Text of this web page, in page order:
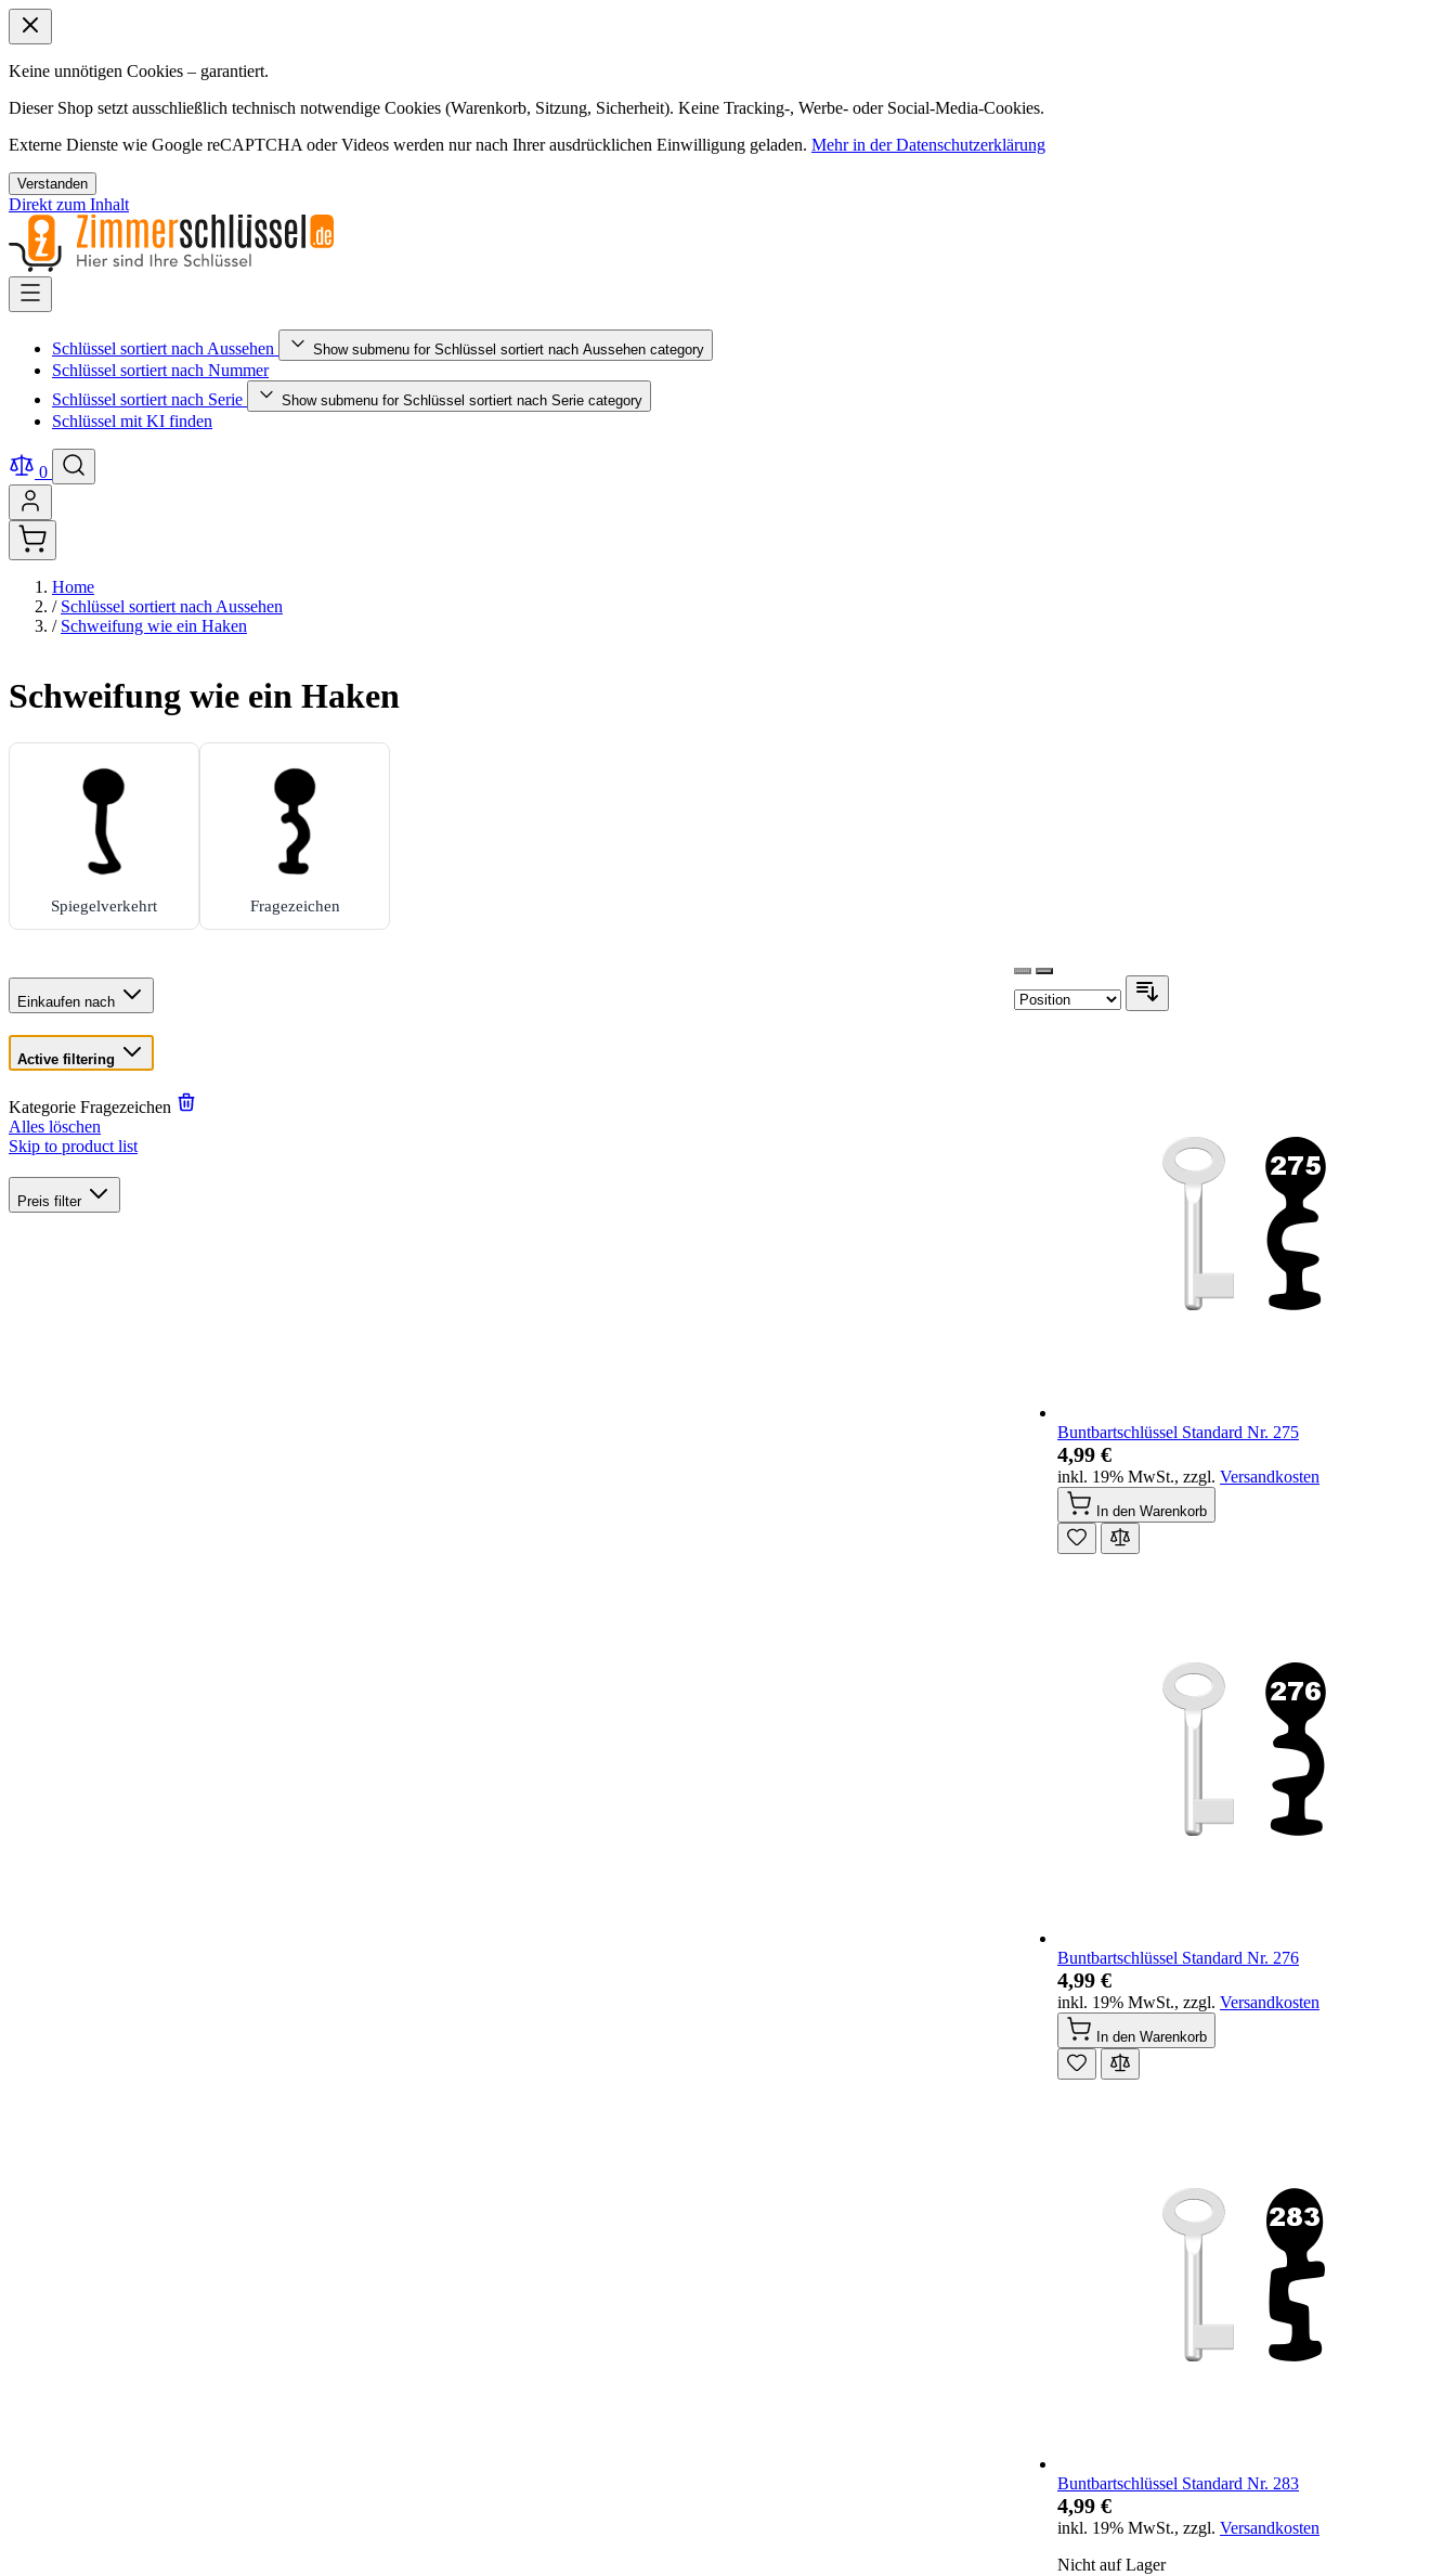
Keine unnötigen Cookies – garantiert.
Dieser Shop setzt ausschließlich technisch notwendige Cookies (Warenkorb, Sitzung, Sicherheit). Keine Tracking-, Werbe- oder Social-Media-Cookies.
Externe Dienste wie Google reCAPTCHA oder Videos werden nur nach Ihrer ausdrücklichen Einwilligung geladen. Mehr in der Datenschutzerklärung
Verstanden
Direkt zum Inhalt
Schlüssel sortiert nach Aussehen Show submenu for Schlüssel sortiert nach Aussehen category
Schlüssel sortiert nach Nummer
Schlüssel sortiert nach Serie
Show submenu for Schlüssel sortiert nach Serie category
Schlüssel mit KI finden
0
Home
/ Schlüssel sortiert nach Aussehen
/ Schweifung wie ein Haken
Schweifung wie ein Haken
Spiegelverkehrt Fragezeichen
Einkaufen nach
Active filtering
Kategorie Fragezeichen
Alles löschen
Skip to product list
Preis filter
Buntbartschlüssel Standard Nr. 275
4,99 €
inkl. 19% MwSt., zzgl. Versandkosten
In den Warenkorb
Buntbartschlüssel Standard Nr. 276
4,99 €
inkl. 19% MwSt., zzgl. Versandkosten
In den Warenkorb
Buntbartschlüssel Standard Nr. 283
4,99 €
inkl. 19% MwSt., zzgl. Versandkosten
Nicht auf Lager